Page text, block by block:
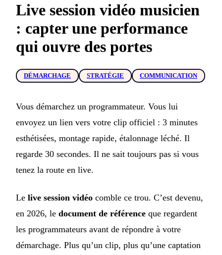
Live session vidéo musicien
: capter une performance
qui ouvre des portes
DÉMARCHAGE STRATÉGIE COMMUNICATION
Vous démarchez un programmateur. Vous lui
envoyez un lien vers votre clip officiel : 3 minutes
esthétisées, montage rapide, étalonnage léché. Il
regarde 30 secondes. Il ne sait toujours pas si vous
tenez la route en live.
Le live session vidéo comble ce trou. C’est devenu,
en 2026, le document de référence que regardent
les programmateurs avant de répondre à votre
démarchage. Plus qu’un clip, plus qu’une captation